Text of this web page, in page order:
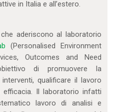
in Italia e all’estero.
aderiscono al laboratorio
(Personalised Environment
Outcomes and Need
di promuovere la
qualificare il lavoro
Il laboratorio infatti
lavoro di analisi e